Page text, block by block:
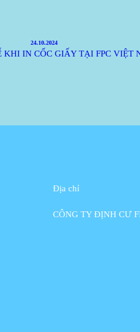
24.10.2024
KHI IN CỐC GIẤY TẠI FPC VIỆT
Địa chỉ
CÔNG TY ĐỊNH CƯ